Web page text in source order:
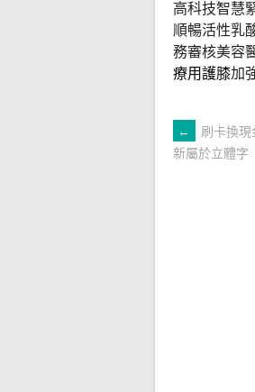
高科技智慧
順暢活性乳
務審核美容
療用護膝加
文
←
刷卡換
新屬於立體字